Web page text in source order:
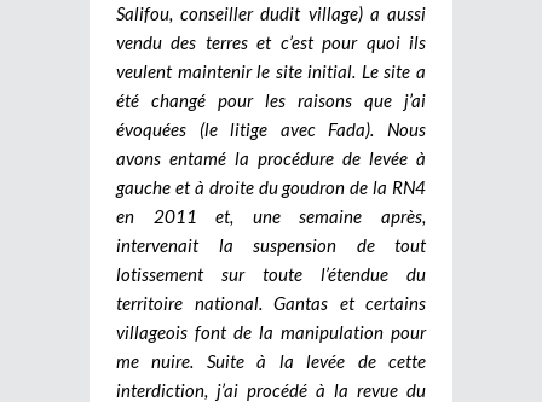
Salifou, conseiller dudit village) a aussi
vendu des terres et c’est pour quoi ils
veulent maintenir le site initial. Le site a
été changé pour les raisons que j’ai
évoquées (le litige avec Fada). Nous
avons entamé la procédure de levée à
gauche et à droite du goudron de la RN4
en 2011 et, une semaine après,
intervenait la suspension de tout
lotissement sur toute l’étendue du
territoire national. Gantas et certains
villageois font de la manipulation pour
me nuire.
Suite à la levée de cette
interdiction, j’ai procédé à la revue du